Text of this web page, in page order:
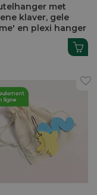
met
klaver, gele
en plexi hanger